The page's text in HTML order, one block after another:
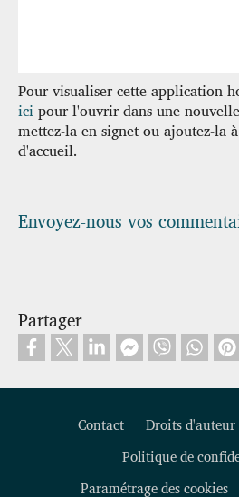
Pour visualiser cette application
ici pour l'ouvrir dans une
mettez-la en signet ou ajoutez-la
d'accueil.
Envoyez-nous vos
Partager
Contact Droits d'auteur
Politique de
Paramétrage des cookies